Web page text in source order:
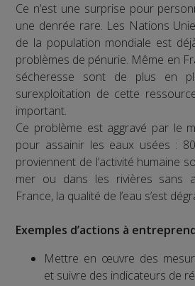
Ce n’est une surprise pour
une denrée rare. Les Nations
de la population mondiale est
problèmes de pénurie. Même en
sécheresse sont de plus en
surexploitation de cette
important.
Ce problème est aggravé par le
pour assainir les eaux usées :
proviennent de l’activité humaine
mer ou dans les rivières sans
France, la qualité de l’eau s’est
Exemples d’actions à
Mettre en œuvre des
et suivre des indicateurs de